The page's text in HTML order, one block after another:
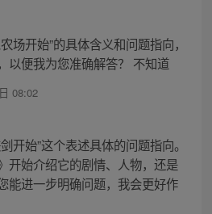
场开始”的具体含义和问题指向，
以便我为您准确解答？ 不知道
08:02
开始”这个表述具体的问题指向。
开始介绍它的剧情、人物，还是
能进一步明确问题，我会更好作